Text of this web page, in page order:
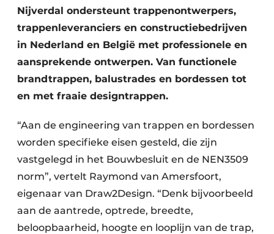
Nijverdal ondersteunt trappenontwerpers,
trappenleveranciers en constructiebedrijven
in Nederland en België met professionele en
aansprekende ontwerpen. Van functionele
brandtrappen, balustrades en bordessen tot
en met fraaie designtrappen.
“Aan de engineering van trappen en bordessen
worden specifieke eisen gesteld, die zijn
vastgelegd in het Bouwbesluit en de NEN3509
norm”, vertelt Raymond van Amersfoort,
eigenaar van Draw2Design. “Denk bijvoorbeeld
aan de aantrede, optrede, breedte,
beloopbaarheid, hoogte en looplijn van de trap,